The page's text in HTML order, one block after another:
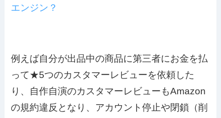
エンジン？
例えば自分が出品中の商品に第三者にお金を払
って★5つのカスタマーレビューを依頼した
り、自作自演のカスタマーレビューもAmazon
の規約違反となり、アカウント停止や閉鎖（削